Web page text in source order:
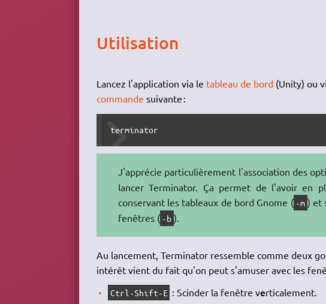
Utilisation
Lancez l'application via le tableau de bord(Unity) ou
commande suivante :
terminator
J'apprécie particulièrement l'association des
lancer Terminator. Ça permet de l'avoir en
conservant les tableaux de bord Gnome ( -m ) et
fenêtres ( -b ).
Au lancement, Terminator ressemble comme deux
intérêt vient du fait qu'on peut s'amuser avec les
Ctrl-Shift-E : Scinder la fenêtre verticalement.